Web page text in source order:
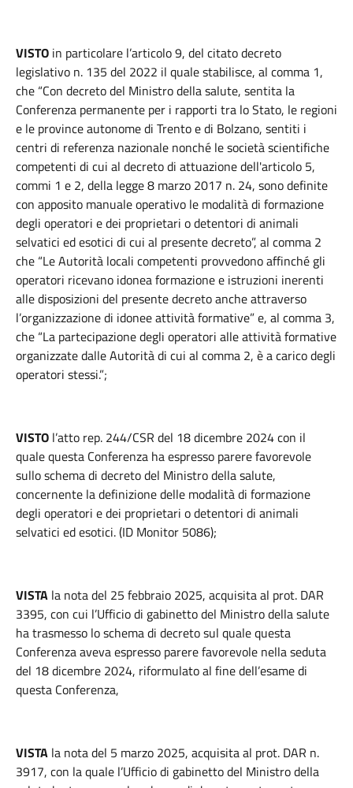
VISTO in particolare l’articolo 9, del citato decreto
legislativo n. 135 del 2022 il quale stabilisce, al comma 1,
che “Con decreto del Ministro della salute, sentita la
Conferenza permanente per i rapporti tra lo Stato, le regioni
e le province autonome di Trento e di Bolzano, sentiti i
centri di referenza nazionale nonché le società scientifiche
competenti di cui al decreto di attuazione dell'articolo 5,
commi 1 e 2, della legge 8 marzo 2017 n. 24, sono definite
con apposito manuale operativo le modalità di formazione
degli operatori e dei proprietari o detentori di animali
selvatici ed esotici di cui al presente decreto”, al comma 2
che “Le Autorità locali competenti provvedono affinché gli
operatori ricevano idonea formazione e istruzioni inerenti
alle disposizioni del presente decreto anche attraverso
l’organizzazione di idonee attività formative” e, al comma 3,
che “La partecipazione degli operatori alle attività formative
organizzate dalle Autorità di cui al comma 2, è a carico degli
operatori stessi.”;
VISTO l’atto rep. 244/CSR del 18 dicembre 2024 con il
quale questa Conferenza ha espresso parere favorevole
sullo schema di decreto del Ministro della salute,
concernente la definizione delle modalità di formazione
degli operatori e dei proprietari o detentori di animali
selvatici ed esotici. (ID Monitor 5086);
VISTA la nota del 25 febbraio 2025, acquisita al prot. DAR
3395, con cui l’Ufficio di gabinetto del Ministro della salute
ha trasmesso lo schema di decreto sul quale questa
Conferenza aveva espresso parere favorevole nella seduta
del 18 dicembre 2024, riformulato al fine dell’esame di
questa Conferenza,
VISTA la nota del 5 marzo 2025, acquisita al prot. DAR n.
3917, con la quale l’Ufficio di gabinetto del Ministro della